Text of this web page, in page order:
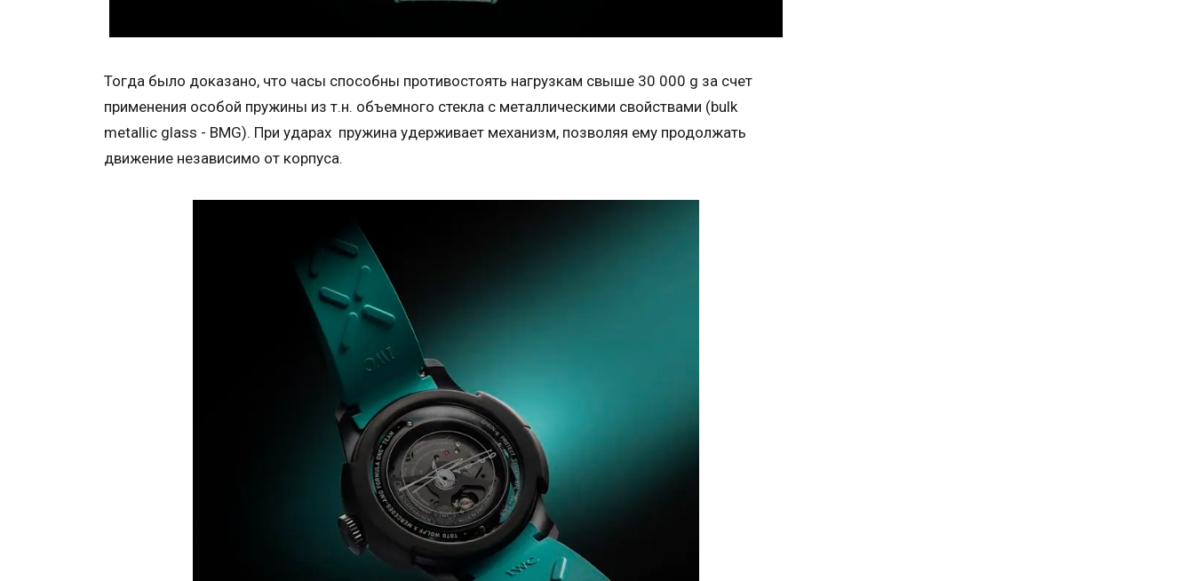
Тогда было доказано, что часы способны противостоять нагрузкам свыше 30 000 g за счет
применения особой пружины из т.н. объемного стекла с металлическими свойствами (bulk
metallic glass - BMG). При ударах пружина удерживает механизм, позволяя ему продолжать
движение независимо от корпуса.